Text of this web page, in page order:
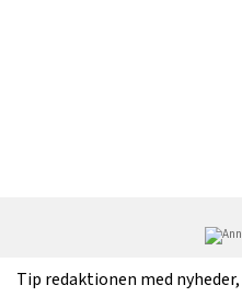
Tip redaktionen med